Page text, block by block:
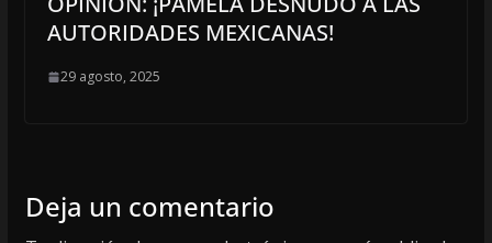
AUTORIDADES MEXICANAS!
29 agosto, 2025
Deja un comentario